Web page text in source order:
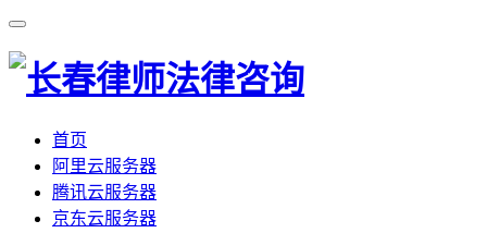
首页
阿里云服务器
腾讯云服务器
京东云服务器